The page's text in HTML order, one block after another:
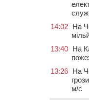
14:02 На
13:40 На
13:26 На
м/с